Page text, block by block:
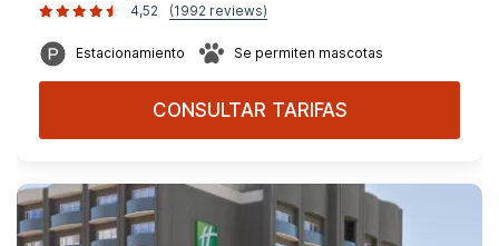
4,52
(1992 reviews)
Estacionamiento Se permiten mascotas
CONSULTAR TARIFAS